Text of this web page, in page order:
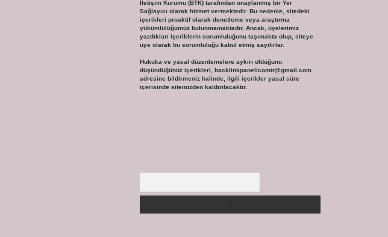
İletişim Kurumu (BTK) tarafından onaylanmış bir Yer
Sağlayıcı olarak hizmet vermektedir. Bu nedenle, sitedeki
içerikleri proaktif olarak denetleme veya araştırma
yükümlülüğümüz bulunmamaktadır. Ancak, üyelerimiz
yazdıkları içeriklerin sorumluluğunu taşımakta olup, siteye
üye olarak bu sorumluluğu kabul etmiş sayılırlar.
Hukuka ve yasal düzenlemelere aykırı olduğunu
düşündüğünüz içerikleri, backlinkpanelicomtr@gmail.com
adresine bildirmeniz halinde, ilgili içerikler yasal süre
içerisinde sitemizden kaldırılacaktır.